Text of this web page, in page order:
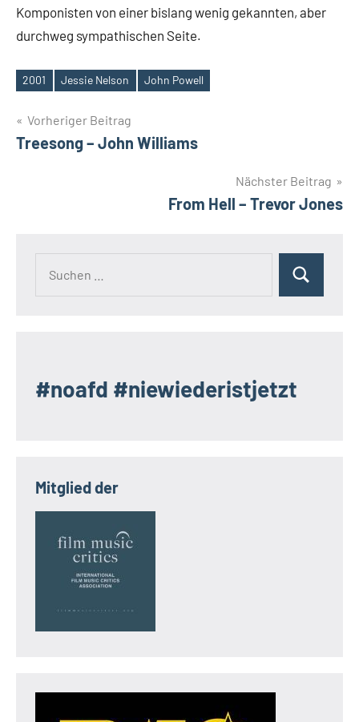
Komponisten von einer bislang wenig gekannten, aber
durchweg sympathischen Seite.
Schlagwörter
2001 Jessie Nelson John Powell
Beitragsnavigation
Vorheriger Beitrag
Treesong – John Williams
Nächster Beitrag
From Hell – Trevor Jones
Suchen
#noafd #niewiederistjetzt
Mitglied der